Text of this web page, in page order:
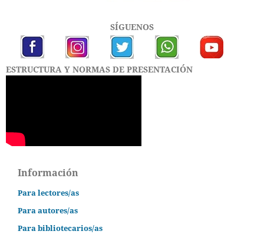
SÍGUENOS
ESTRUCTURA Y NORMAS DE PRESENTACIÓN
Información
Para lectores/as
Para autores/as
Para bibliotecarios/as